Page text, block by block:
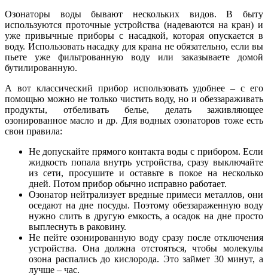
Озонаторы воды бывают нескольких видов. В быту
используются проточные устройства (надеваются на кран) и
уже привычные приборы с насадкой, которая опускается в
воду. Использовать насадку для крана не обязательно, если вы
пьете уже фильтрованную воду или заказываете домой
бутилированную.
А вот классический прибор использовать удобнее – с его
помощью можно не только чистить воду, но и обеззараживать
продукты, отбеливать белье, делать заживляющее
озонированное масло и др. Для водных озонаторов тоже есть
свои правила:
Не допускайте прямого контакта воды с прибором. Если
жидкость попала внутрь устройства, сразу выключайте
из сети, просушите и оставьте в покое на несколько
дней. Потом прибор обычно исправно работает.
Озонатор нейтрализует вредные примеси металлов, они
оседают на дне посуды. Поэтому обеззараженную воду
нужно слить в другую емкость, а осадок на дне просто
выплеснуть в раковину.
Не пейте озонированную воду сразу после отключения
устройства. Она должна отстояться, чтобы молекулы
озона распались до кислорода. Это займет 30 минут, а
лучше – час.